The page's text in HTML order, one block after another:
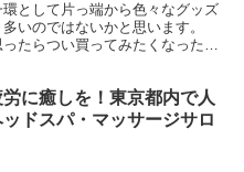
として片っ端から色々なグッズ
いのではないかと思います。
たらつい買ってみたくなったり
労に癒しを！東京都内で人
ドスパ・マッサージサロ